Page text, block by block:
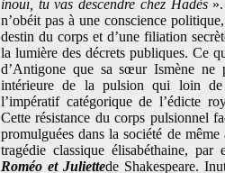
inouï, tu vas descendre chez Hadès».
n’obéit pas à une conscience
destin du corps et d’une filiation
la lumière des décrets publiques. Ce
d’Antigone que sa sœur Ismène ne
intérieure de la pulsion qui loin
l’impératif catégorique de l’édicte
Cette résistance du corps pulsionnel
promulguées dans la société de
tragédie classique élisabéthaine, par
Roméo et Juliettede Shakespeare.